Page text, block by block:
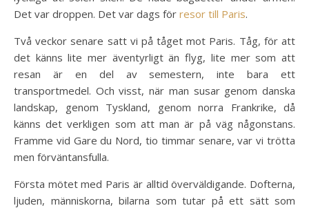
Det var droppen. Det var dags för resor till Paris.
Två veckor senare satt vi på tåget mot Paris. Tåg, för att
det känns lite mer äventyrligt än flyg, lite mer som att
resan är en del av semestern, inte bara ett
transportmedel. Och visst, när man susar genom danska
landskap, genom Tyskland, genom norra Frankrike, då
känns det verkligen som att man är på väg någonstans.
Framme vid Gare du Nord, tio timmar senare, var vi trötta
men förväntansfulla.
Första mötet med Paris är alltid överväldigande. Dofterna,
ljuden, människorna, bilarna som tutar på ett sätt som